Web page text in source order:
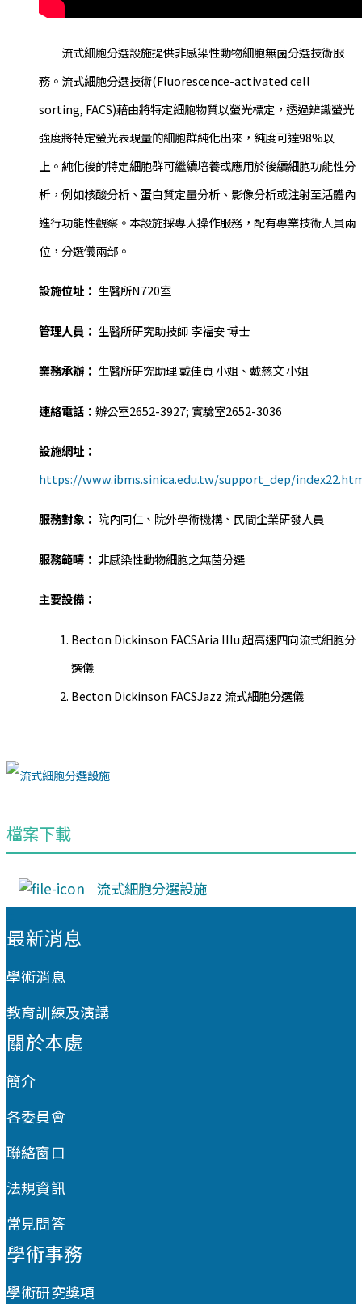
流式細胞分選設施提供非感染性動物細胞無菌分選技術服
務。流式細胞分選技術(Fluorescence-activated cell
sorting, FACS)藉由將特定細胞物質以螢光標定，透過辨識螢光
強度將特定螢光表現量的細胞群純化出來，純度可達98%以
上。純化後的特定細胞群可繼續培養或應用於後續細胞功能性分
析，例如核酸分析、蛋白質定量分析、影像分析或注射至活體內
進行功能性觀察。本設施採專人操作服務，配有專業技術人員兩
位，分選儀兩部。
設施位址： 生醫所N720室
管理人員： 生醫所研究助技師 李福安 博士
業務承辦： 生醫所研究助理 戴佳貞 小姐、戴慈文 小姐
連絡電話： 辦公室2652-3927; 實驗室2652-3036
設施網址：
https://www.ibms.sinica.edu.tw/support_dep/
服務對象： 院內同仁、院外學術機構、民間企業研發人員
服務範疇： 非感染性動物細胞之無菌分選
主要設備：
Becton Dickinson FACSAria IIIu 超高速四向流式細胞分
選儀
Becton Dickinson FACSJazz 流式細胞分選儀
檔案下載
流式細胞分選設施
最新消息
學術消息
教育訓練及演講
關於本處
簡介
各委員會
聯絡窗口
法規資訊
常見問答
學術事務
學術研究獎項